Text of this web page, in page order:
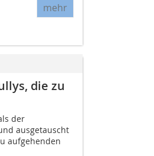
mehr
die zu
der
ausgetauscht
aufgehenden